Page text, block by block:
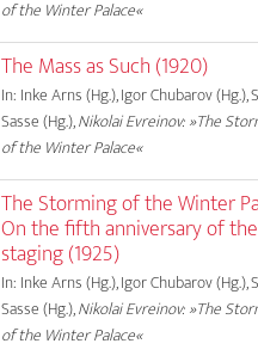
of the Winter Palace«
The Mass as Such (1920)
In: Inke Arns (Hg.), Igor Chubarov (Hg.),
Sasse (Hg.),Nikolai Evreinov: »The
of the Winter Palace«
The Storming of the Winter
On the fifth anniversary of the
staging (1925)
In: Inke Arns (Hg.), Igor Chubarov (Hg.),
Sasse (Hg.),Nikolai Evreinov: »The
of the Winter Palace«